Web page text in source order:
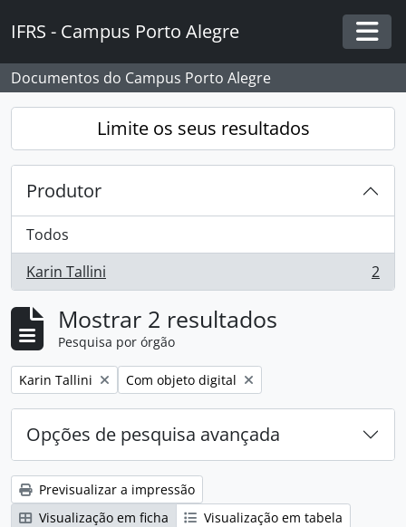
IFRS - Campus Porto Alegre
Documentos do Campus Porto Alegre
Limite os seus resultados
Produtor
Todos
Karin Tallini
, 2 resultados 2
Mostrar 2 resultados
Pesquisa por órgão
Remover filtro:
Karin Tallini Remover filtro:
Com objeto digital
Opções de pesquisa avançada
Previsualizar a impressão
Visualização em ficha
Visualização em tabela